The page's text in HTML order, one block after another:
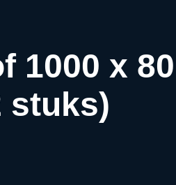
1000 x
stuks)